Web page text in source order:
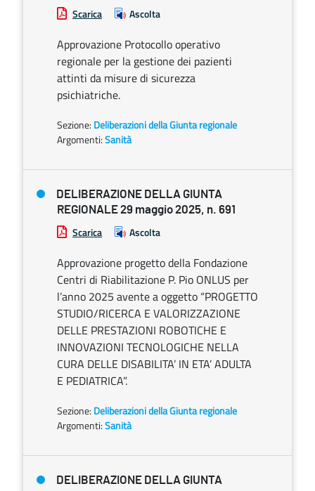
Scarica Ascolta
Approvazione Protocollo operativo
regionale per la gestione dei pazienti
attinti da misure di sicurezza
psichiatriche.
Sezione: Deliberazioni della Giunta regionale
Argomenti:Sanità
DELIBERAZIONE DELLA GIUNTA
REGIONALE 29 maggio 2025, n. 691
Scarica Ascolta
Approvazione progetto della Fondazione
Centri di Riabilitazione P. Pio ONLUS per
l’anno 2025 avente a oggetto “PROGETTO
STUDIO/RICERCA E VALORIZZAZIONE
DELLE PRESTAZIONI ROBOTICHE E
INNOVAZIONI TECNOLOGICHE NELLA
CURA DELLE DISABILITA’ IN ETA’ ADULTA
E PEDIATRICA”.
Sezione: Deliberazioni della Giunta regionale
Argomenti:Sanità
DELIBERAZIONE DELLA GIUNTA